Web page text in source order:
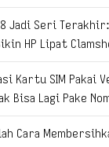
Jadi Seri Terakhir:
HP Lipat
Kartu SIM
Bisa Lagi Pake
Cara